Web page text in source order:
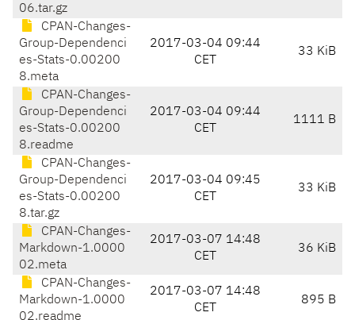
06.tar.gz
CPAN-Changes-
Group-Dependenci
es-Stats-0.00200
8.meta
2017-03-04 09:44
CET
33 KiB
CPAN-Changes-
Group-Dependenci
es-Stats-0.00200
8.readme
2017-03-04 09:44
CET
1111 B
CPAN-Changes-
Group-Dependenci
es-Stats-0.00200
8.tar.gz
2017-03-04 09:45
CET
33 KiB
CPAN-Changes-
Markdown-1.0000
02.meta
2017-03-07 14:48
CET
36 KiB
CPAN-Changes-
Markdown-1.0000
02.readme
2017-03-07 14:48
CET
895 B